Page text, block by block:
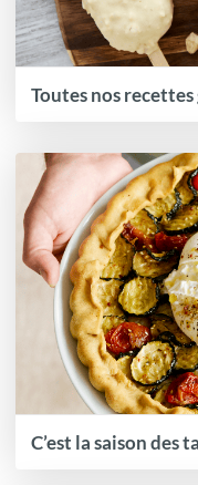
Toutes nos
C’est la saison des